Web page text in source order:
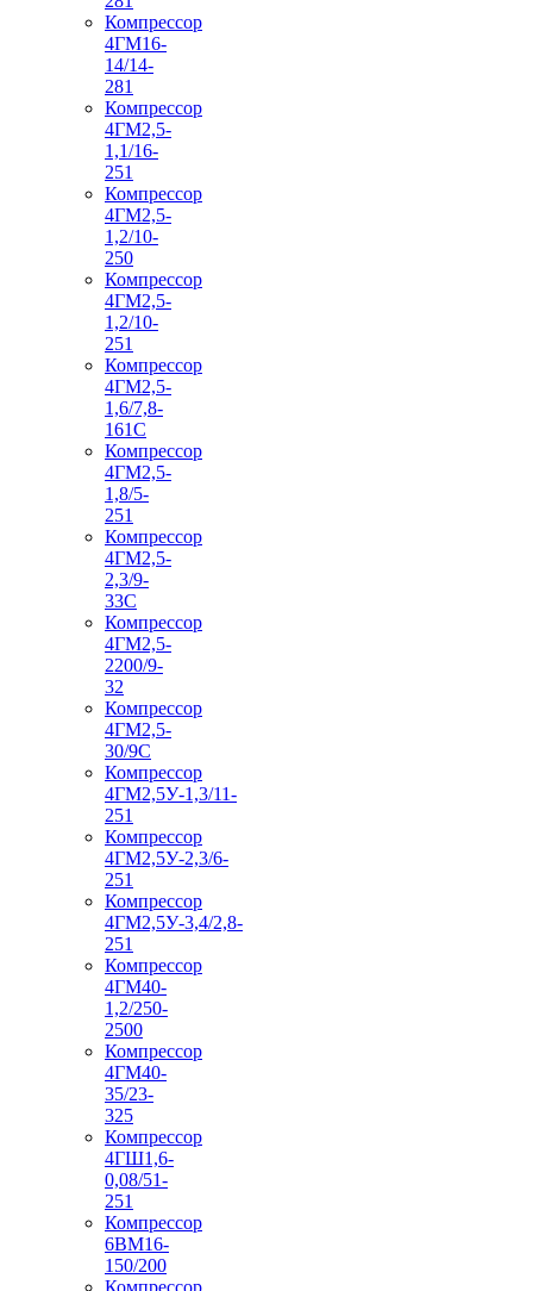
Компрессор
4ГМ16-
14/14-
281
Компрессор
4ГМ2,5-
1,1/16-
251
Компрессор
4ГМ2,5-
1,2/10-
250
Компрессор
4ГМ2,5-
1,2/10-
251
Компрессор
4ГМ2,5-
1,6/7,8-
161С
Компрессор
4ГМ2,5-
1,8/5-
251
Компрессор
4ГМ2,5-
2,3/9-
33С
Компрессор
4ГМ2,5-
2200/9-
32
Компрессор
4ГМ2,5-
30/9С
Компрессор
4ГМ2,5У-1,3/11-
251
Компрессор
4ГМ2,5У-2,3/6-
251
Компрессор
4ГМ2,5У-3,4/2,8-
251
Компрессор
4ГМ40-
1,2/250-
2500
Компрессор
4ГМ40-
35/23-
325
Компрессор
4ГШ1,6-
0,08/51-
251
Компрессор
6ВМ16-
150/200
Компрессор